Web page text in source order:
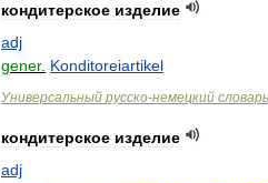
кондитерское изделие
adj
gener. Konditoreiartikel
Универсальный русско-немецкий словарь
кондитерское изделие
adj